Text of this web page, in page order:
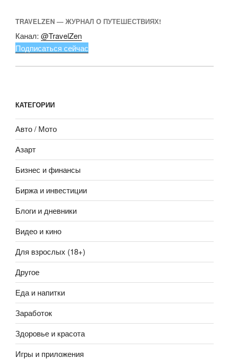
TRAVELZEN — ЖУРНАЛ О ПУТЕШЕСТВИЯХ!
Канал: @TravelZen
Подписаться сейчас
КАТЕГОРИИ
Авто / Мото
Азарт
Бизнес и финансы
Биржа и инвестиции
Блоги и дневники
Видео и кино
Для взрослых (18+)
Другое
Еда и напитки
Заработок
Здоровье и красота
Игры и приложения